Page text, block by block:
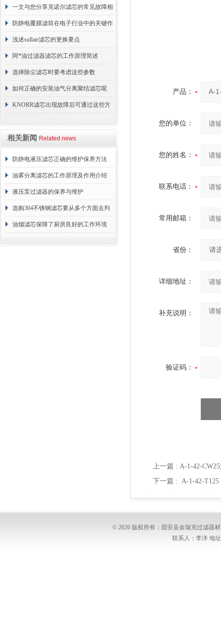
一文与您分享克诺尔滤芯的常见故障相
应解决方法
防静电覆膜滤筒在电子行业中的关键作
用
浅述sullair滤芯的更换要点
阿*油过滤器滤芯的工作原理简述
选择除尘滤芯时要考虑这些参数
如何正确的安装油气分离聚结滤芯呢
KNORR滤芯出现故障后可通过这些方
相关新闻 Related news
防静电液压滤芯正确的维护保养方法
油雾分离滤芯的工作原理及作用介绍
液压泵过滤器的保养与维护
选购304不锈钢滤芯要从多个方面去判
断
油烟滤芯保障了厨房良好的工作环境
产品：
您的单位：
您的姓名：
联系电话：
常用邮箱：
省份：
详细地址：
补充说明：
验证码：
上一篇 : A-1-42-
下一篇 : A-1-42-
© 2026 版权所有：固安县金瑞克过滤器
联系人：李洋 地